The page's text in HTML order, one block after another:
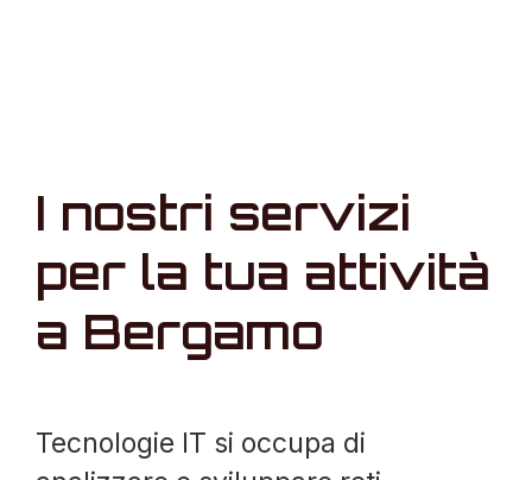
I nostri servizi
per la tua attività
a Bergamo
Tecnologie IT si occupa di